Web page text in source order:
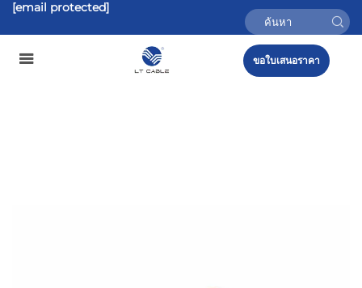
[email protected]
ขอใบเสนอราคา